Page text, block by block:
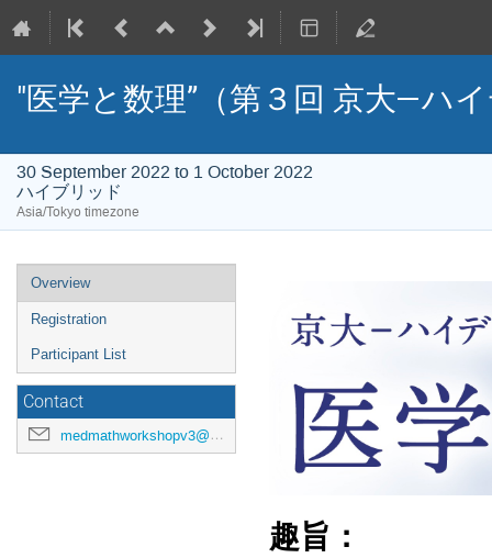
"医学と数理”（第３回 京大―ハ
30 September 2022 to 1 October 2022
ハイブリッド
Asia/Tokyo timezone
Event
menu
Overview
Registration
Participant List
Contact
medmathworkshopv3@mail2.adm.kyoto-u.ac.jp
趣旨：